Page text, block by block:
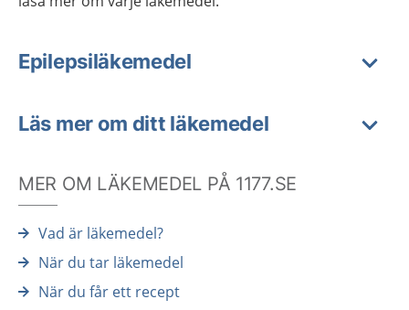
Epilepsiläkemedel
Läs mer om ditt läkemedel
MER OM LÄKEMEDEL PÅ 1177.SE
Vad är läkemedel?
När du tar läkemedel
När du får ett recept